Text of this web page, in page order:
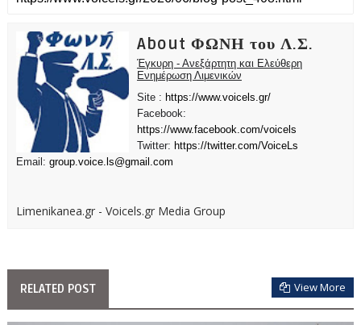
About ΦΩΝΗ του Λ.Σ.
Έγκυρη - Ανεξάρτητη και Ελεύθερη
Ενημέρωση Λιμενικών
Site : https://www.voicels.gr/
Facebook:
https://www.facebook.com/voicels
Twitter: https://twitter.com/VoiceLs
Email: group.voice.ls@gmail.com
Limenikanea.gr - Voicels.gr Media Group
RELATED POST View More